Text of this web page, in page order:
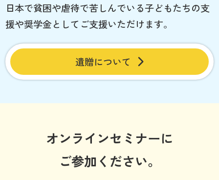
日本で貧困や虐待で苦しんでいる子どもたちの支
援や奨学金としてご支援いただけます。
遺贈について
オンラインセミナーに
ご参加ください。